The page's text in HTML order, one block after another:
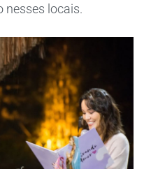
nesses locais.